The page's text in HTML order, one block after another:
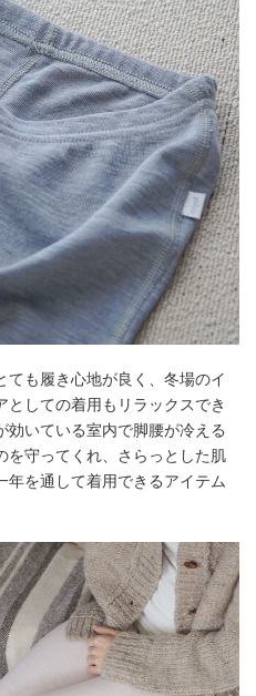
も履き心地が良く、冬場のイ
としての着用もリラックスでき
効いている室内で脚腰が冷える
を守ってくれ、さらっとした肌
を通して着用できるアイテム